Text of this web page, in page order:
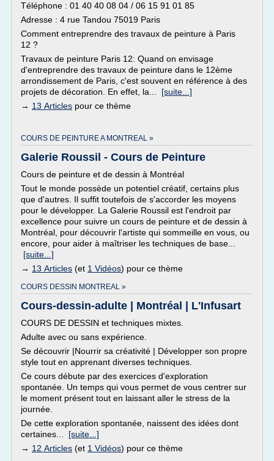
Téléphone : 01 40 40 08 04 / 06 15 91 01 85
Adresse : 4 rue Tandou 75019 Paris
Comment entreprendre des travaux de peinture à Paris
12 ?
Travaux de peinture Paris 12: Quand on envisage
d'entreprendre des travaux de peinture dans le 12ème
arrondissement de Paris, c'est souvent en référence à des
projets de décoration. En effet, la... [suite...]
→ 13 Articles pour ce thème
COURS DE PEINTURE A MONTREAL »
Galerie Roussil - Cours de Peinture
Cours de peinture et de dessin à Montréal
Tout le monde possède un potentiel créatif, certains plus
que d'autres. Il suffit toutefois de s'accorder les moyens
pour le développer. La Galerie Roussil est l'endroit par
excellence pour suivre un cours de peinture et de dessin à
Montréal, pour découvrir l'artiste qui sommeille en vous, ou
encore, pour aider à maîtriser les techniques de base...
[suite...]
→ 13 Articles (et 1 Vidéos) pour ce thème
COURS DESSIN MONTREAL »
Cours-dessin-adulte | Montréal | L'Infusart
COURS DE DESSIN et techniques mixtes.
Adulte avec ou sans expérience.
Se découvrir |Nourrir sa créativité | Développer son propre
style tout en apprenant diverses techniques.
Ce cours débute par des exercices d'exploration
spontanée. Un temps qui vous permet de vous centrer sur
le moment présent tout en laissant aller le stress de la
journée.
De cette exploration spontanée, naissent des idées dont
certaines... [suite...]
→ 12 Articles (et 1 Vidéos) pour ce thème